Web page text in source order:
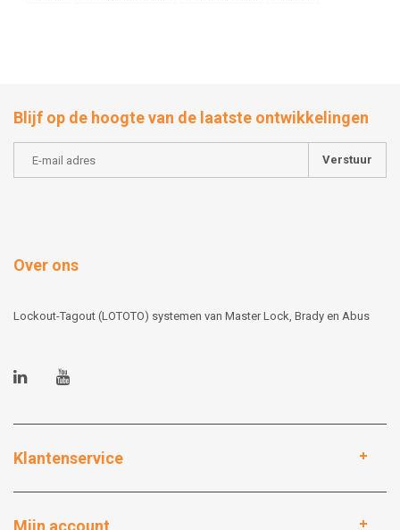
Blijf op de hoogte van de laatste ontwikkelingen
Verstuur
Over ons
Lockout-Tagout (LOTOTO) systemen van Master Lock, Brady en Abus
Klantenservice
Mijn account